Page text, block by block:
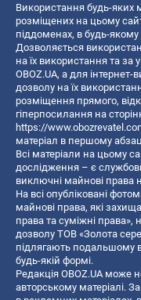
Використання будь-яких
розміщених на цьому
піддоменах, в будь-якому
Дозволяється
на їх використання та
OBOZ.UA, а для
дозволу на їх
розміщення прямого,
гіперпосилання на
https://
матеріал в першому
Всі матеріали на цьому
дослідження – є
виключні майнові права
На всі опубліковані
майнові права, які
права та суміжні права»,
дозволу ТОВ «Золота
підлягають подальшому
будь-якій формі.
Редакція OBOZ.UA може
авторському матеріалі.